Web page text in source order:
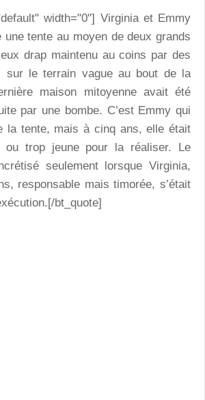
width="0"] Virginia et Emmy
une tente au moyen de deux grands
drap maintenu au coins par des
sur le terrain vague au bout de la
maison mitoyenne avait été
par une bombe. C’est Emmy qui
la tente, mais à cinq ans, elle était
ou trop jeune pour la réaliser. Le
seulement lorsque Virginia,
responsable mais timorée, s’était
bt_quote]